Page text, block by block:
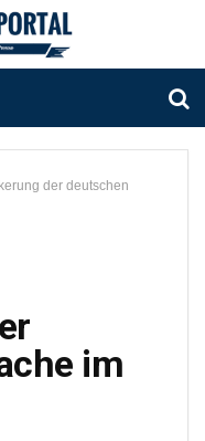
der deutschen
im